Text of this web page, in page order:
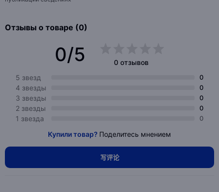
Отзывы о товаре (0)
0/5
0 отзывов
5 звезд
0
4 звезды 0
3 звезды 0
2 звезды 0
1 звезда 0
Купили товар? Поделитесь мнением
写评论